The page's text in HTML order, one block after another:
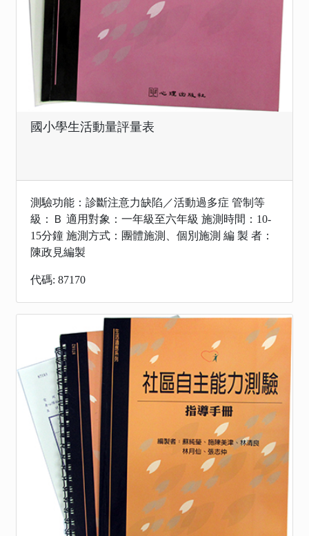
國小學生活動量評量表
測驗功能：診斷注意力缺陷／活動過多症 管制等
級：Ｂ 適用對象：一年級至六年級 施測時間：10-
15分鐘 施測方式：團體施測、個別施測 編 製 者：
陳政見編製
代碼: 87170